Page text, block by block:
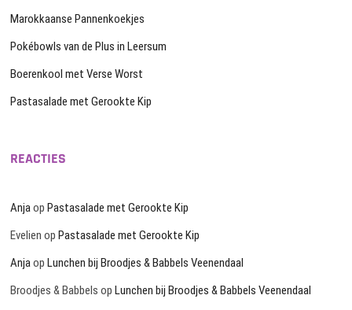
Marokkaanse Pannenkoekjes
Pokébowls van de Plus in Leersum
Boerenkool met Verse Worst
Pastasalade met Gerookte Kip
REACTIES
Anjaop Pastasalade met Gerookte Kip
Evelien op Pastasalade met Gerookte Kip
Anjaop Lunchen bij Broodjes & Babbels Veenendaal
Broodjes & Babbels op Lunchen bij Broodjes & Babbels Veenendaal